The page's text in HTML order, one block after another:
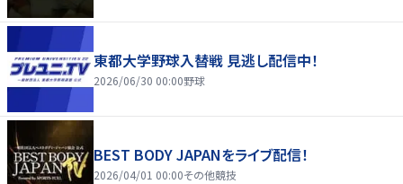
東都大学野球入替戦 見逃し配信中！
2026/06/30 00:00野球
BEST BODY JAPANをライブ配信！
2026/04/01 00:00その他競技